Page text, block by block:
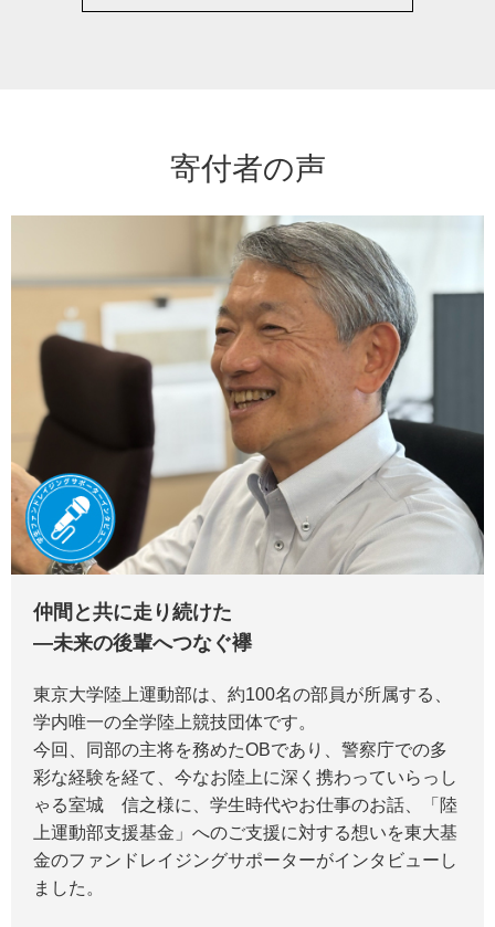
寄付者の声
仲間と共に走り続けた
―未来の後輩へつなぐ襷
東京大学陸上運動部は、約100名の部員が所属する、
学内唯一の全学陸上競技団体です。
今回、同部の主将を務めたOBであり、警察庁での多
彩な経験を経て、今なお陸上に深く携わっていらっし
ゃる室城 信之様に、学生時代やお仕事のお話、「陸
上運動部支援基金」へのご支援に対する想いを東大基
金のファンドレイジングサポーターがインタビューし
ました。